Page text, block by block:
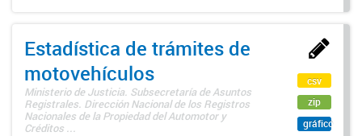
Estadística de trámites de
motovehículos
Ministerio de Justicia. Subsecretaría de Asuntos
Registrales. Dirección Nacional de los Registros
Nacionales de la Propiedad del Automotor y
Créditos ...
csv
zip
gráfico